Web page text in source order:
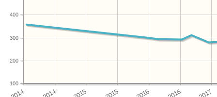
100
200
300
400